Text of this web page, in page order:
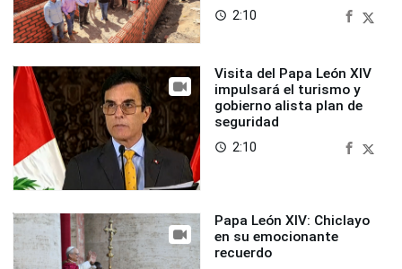
access_time 2:10
Visita del Papa León XIV
impulsará el turismo y
gobierno alista plan de
seguridad
access_time 2:10
Papa León XIV: Chiclayo
en su emocionante
recuerdo